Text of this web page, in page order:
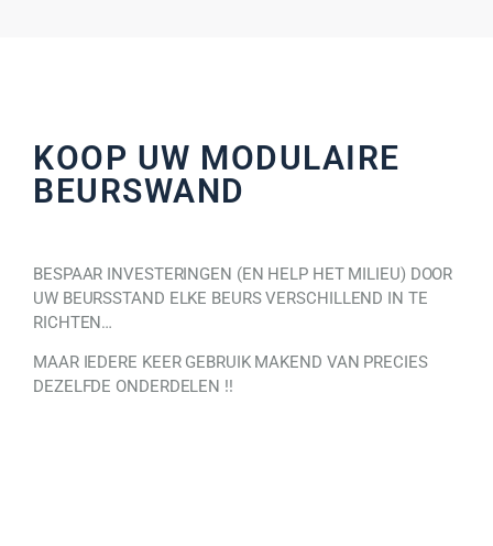
KOOP UW MODULAIRE
BEURSWAND
BESPAAR INVESTERINGEN (EN HELP HET MILIEU) DOOR
UW BEURSSTAND ELKE BEURS VERSCHILLEND IN TE
RICHTEN…
MAAR IEDERE KEER GEBRUIK MAKEND VAN PRECIES
DEZELFDE ONDERDELEN !!